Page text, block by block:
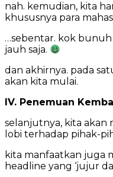
nah. kemudian, kita
khususnya para
…sebentar. kok
jauh saja.
dan akhirnya. pada
akan kita mulai.
IV. Penemuan
selanjutnya, kita akan
lobi terhadap pihak-
kita manfaatkan juga
headline yang ‘jujur